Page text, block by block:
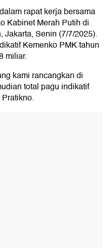
rapat kerja bersama
Kabinet Merah Putih di
Jakarta, Senin (7/7/2025).
Kemenko PMK tahun
miliar.
kami rancangkan di
total pagu indikatif